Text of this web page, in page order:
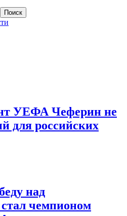
УЕФА Чеферин не
для российских
над
чемпионом